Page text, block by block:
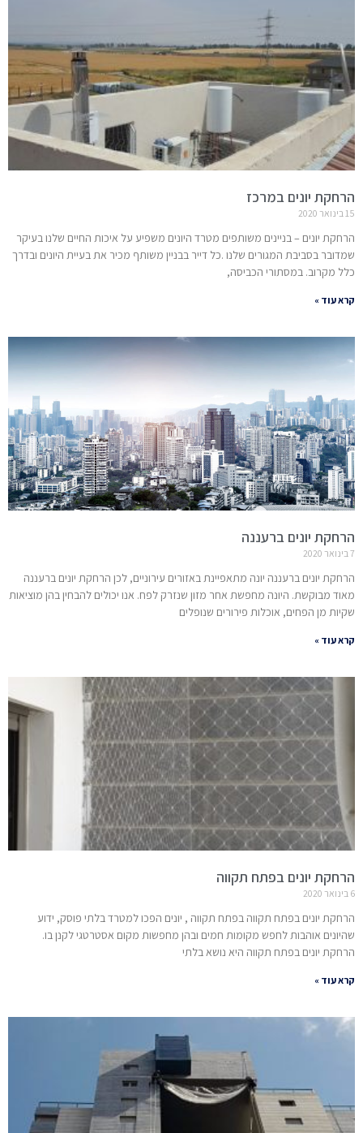
הרחקת יונים במרכז
15 בינואר 2020
הרחקת יונים – בניינים משותפים מטרד היונים משפיע על איכות החיים שלנו בעיקר
שמדובר בסביבת המגורים שלנו .כל דייר בבניין משותף מכיר את בעיית היונים ובדרך
כלל מקרוב. במסתורי הכביסה,
קרא עוד »
הרחקת יונים ברעננה
7 בינואר 2020
הרחקת יונים ברעננה יונה מתאפיינת באזורים עירוניים, לכן הרחקת יונים ברעננה
מאוד מבוקשת. היונה מחפשת אחר מזון שנזרק לפח. אנו יכולים להבחין בהן מוציאות
שקיות מן הפחים, אוכלות פירורים שנופלים
קרא עוד »
הרחקת יונים בפתח תקווה
6 בינואר 2020
הרחקת יונים בפתח תקווה בפתח תקווה , יונים הפכו למטרד בלתי פוסק, ידוע
שהיונים אוהבות לחפש מקומות חמים ובהן מחפשות מקום אסטרטגי לקנן בו.
הרחקת יונים בפתח תקווה היא נושא בלתי
קרא עוד »